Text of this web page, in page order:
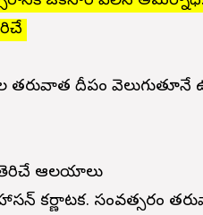
తరువాత దీపం వెలుగుతూనే
ఆలయాలు
సంవత్సరం